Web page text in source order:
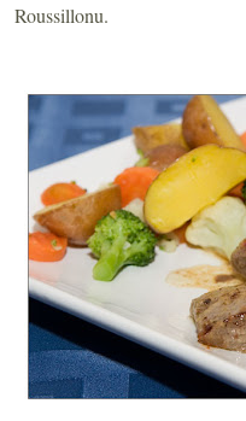
Roussillonu.